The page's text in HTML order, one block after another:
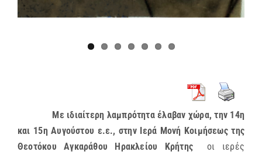
Mε ιδιαίτερη λαμπρότητα έλαβαν χώρα, την 14η
και 15η Αυγούστου ε.ε., στην Ιερά Μονή Κοιμήσεως της
Θεοτόκου Αγκαράθου Ηρακλείου Κρήτης οι ιερές